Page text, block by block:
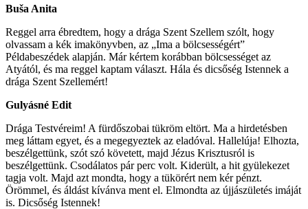
Buša Anita
Reggel arra ébredtem, hogy a drága Szent Szellem szólt, hogy
olvassam a kék imakönyvben, az „Ima a bölcsességért”
Példabeszédek alapján. Már kértem korábban bölcsességet az
Atyától, és ma reggel kaptam választ. Hála és dicsőség Istennek a
drága Szent Szellemért!
Gulyásné Edit
Drága Testvéreim! A fürdőszobai tükröm eltört. Ma a hirdetésben
meg láttam egyet, és a megegyeztek az eladóval. Hallelúja! Elhozta,
beszélgettünk, szót szó követett, majd Jézus Krisztusról is
beszélgettünk. Csodálatos pár perc volt. Kiderült, a hit gyülekezet
tagja volt. Majd azt mondta, hogy a tükörért nem kér pénzt.
Örömmel, és áldást kívánva ment el. Elmondta az újjászületés imáját
is. Dicsőség Istennek!